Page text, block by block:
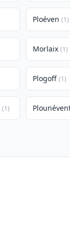
Ploéven (1)
Morlaix (1)
Plogoff (1)
(1)